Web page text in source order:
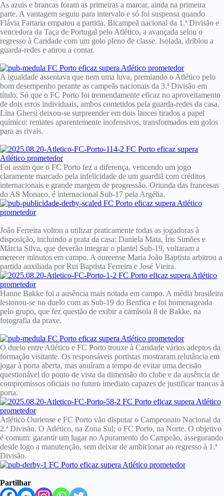
As azuis e brancas foram as primeiras a marcar, ainda na primeira
parte. A vantagem seguiu para intervalo e só foi suspensa quando
Flávia Fartaria empatou a partida. Bicampeã nacional da 1.ª Divisão e
vencedora da Taça de Portugal pelo Atlético, a avançada selou o
regresso à Caridade com um golo pleno de classe. Isolada, driblou a
guarda-redes e atirou a contar.
A igualdade assentava que nem uma luva, premiando o Atlético pelo
bom desempenho perante as campeãs nacionais da 3.ª Divisão em
título. Só que o FC Porto foi tremendamente eficaz no aproveitamento
de dois erros individuais, ambos cometidos pela guarda-redes da casa.
Lina Ghersi deixou-se surpreender em dois lances tirados a papel
químico: remates aparentemente inofensivos, transformados em golos
para as rivais.
Foi assim que o FC Porto fez a diferença, vencendo um jogo
claramente marcado pela infelicidade de um guardiã com créditos
internacionais e grande margem de progressão. Oriunda das francesas
do AS Monaco, é internacional Sub-17 pela Argélia.
João Ferreira voltou a utilizar praticamente todas as jogadoras à
disposição, incluindo a prata da casa: Daniela Mata, Íris Simões e
Márcia Silva, que deverão integrar o plantel Sub-19, voltaram a
merecer minutos em campo. A oureense Maria João Baptista arbitrou a
partida auxiliada por Rui Baptista Ferreira e José Vieira.
Hanne Bakke foi a ausência mais notada em campo. A média brasileira
lesionou-se no duelo com as Sub-19 do Benfica e foi homenageada
pelo grupo, que fez questão de exibir a camisola 8 de Bakke, na
fotografia da praxe.
O duelo entre Atlético e FC Porto trouxe à Caridade vários adeptos da
formação visitante. Os responsáveis portistas mostraram relutância em
jogar à porta aberta, mas anuíram a tempo de evitar uma decisão
questionável do ponto de vista da dimensão do clube e da ausência de
compromissos oficiais no futuro imediato capazes de justificar trancas à
porta.
Atlético Ouriense e FC Porto vão disputar o Campeonato Nacional da
2.ª Divisão. O Atlético, na Zona Sul; o FC Porto, na Norte. O objetivo
é comum: garantir um lugar no Apuramento do Campeão, assegurando
desde logo a manutenção, sem deixar de ambicionar ao regresso à 1.ª
Divisão.
Partilhar